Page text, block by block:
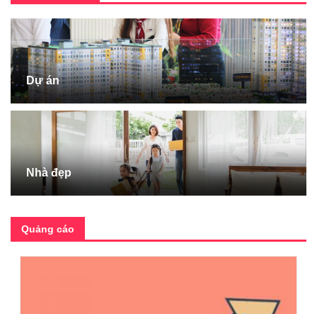
Dự án
Nhà đẹp
Quảng cáo